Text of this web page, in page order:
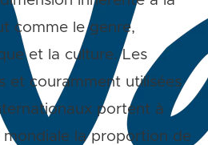
comme le genre,
et la culture. Les
et couramment utilisées
portent à
mondiale la proportion de